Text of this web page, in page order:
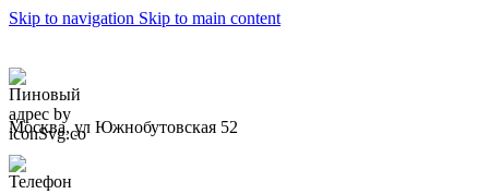
Skip to navigation Skip to main content
Москва, ул Южнобутовская 52